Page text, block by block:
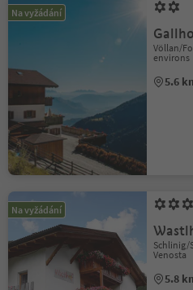
Na vyžádání
Völlan/
environs
5.6
Na vyžádání
Schlinig/
Venosta
5.8